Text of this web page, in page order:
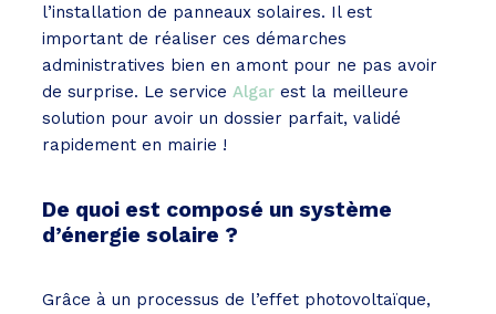
l’installation de panneaux solaires. Il est
important de réaliser ces démarches
administratives bien en amont pour ne pas avoir
de surprise. Le service Algar est la meilleure
solution pour avoir un dossier parfait, validé
rapidement en mairie !
De quoi est composé un système
d’énergie solaire ?
Grâce à un processus de l’effet photovoltaïque,